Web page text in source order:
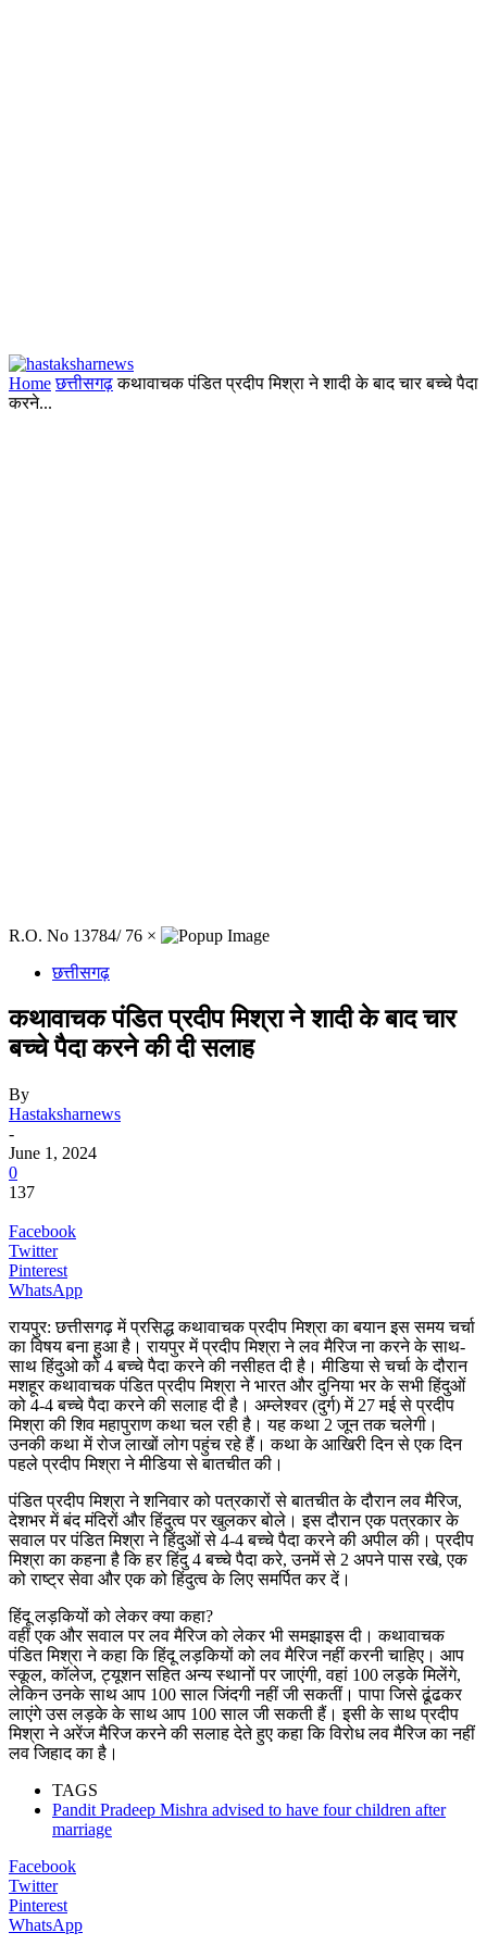
Home छत्तीसगढ़ कथावाचक पंडित प्रदीप मिश्रा ने शादी के बाद चार बच्चे पैदा
करने...
R.O. No 13784/ 76 ×
छत्तीसगढ़
कथावाचक पंडित प्रदीप मिश्रा ने शादी के बाद चार
बच्चे पैदा करने की दी सलाह
By
Hastaksharnews
-
June 1, 2024
0
137
Facebook
Twitter
Pinterest
WhatsApp
रायपुर: छत्तीसगढ़ में प्रसिद्ध कथावाचक प्रदीप मिश्रा का बयान इस समय चर्चा
का विषय बना हुआ है। रायपुर में प्रदीप मिश्रा ने लव मैरिज ना करने के साथ-
साथ हिंदुओ को 4 बच्चे पैदा करने की नसीहत दी है। मीडिया से चर्चा के दौरान
मशहूर कथावाचक पंडित प्रदीप मिश्रा ने भारत और दुनिया भर के सभी हिंदुओं
को 4-4 बच्‍चे पैदा करने की सलाह दी है। अम्‍लेश्‍वर (दुर्ग) में 27 मई से प्रदीप
मिश्रा की शिव महापुराण कथा चल रही है। यह कथा 2 जून तक चलेगी।
उनकी कथा में रोज लाखों लोग पहुंच रहे हैं। कथा के आखिरी दिन से एक दिन
पहले प्रदीप मिश्रा ने मीडिया से बातचीत की।
पंडित प्रदीप मिश्रा ने शनिवार को पत्रकारों से बातचीत के दौरान लव मैरिज,
देशभर में बंद मंदिरों और हिंदुत्‍व पर खुलकर बोले। इस दौरान एक पत्रकार के
सवाल पर पंडित मिश्रा ने हिंदुओं से 4-4 बच्‍चे पैदा करने की अपील की। प्रदीप
मिश्रा का कहना है कि हर हिंदु 4 बच्‍चे पैदा करे, उनमें से 2 अपने पास रखे, एक
को राष्‍ट्र सेवा और एक को हिंदुत्‍व के लिए समर्पित कर दें।
हिंदू लड़कियों को लेकर क्या कहा?
वहीं एक और सवाल पर लव मैरिज को लेकर भी समझाइस दी। कथावाचक
पंडित मिश्रा ने कहा कि हिंदू लड़कियों को लव मैरिज नहीं करनी चाहिए। आप
स्‍कूल, कॉलेज, ट्यूशन सहित अन्‍य स्‍थानों पर जाएंगी, वहां 100 लड़के मिलेंगे,
लेकिन उनके साथ आप 100 साल जिंदगी नहीं जी सकतीं। पापा जिसे ढूंढकर
लाएंगे उस लड़के के साथ आप 100 साल जी सकती हैं। इसी के साथ प्रदीप
मिश्रा ने अरेंज मैरिज करने की सलाह देते हुए कहा कि विरोध लव मैरिज का नहीं
लव जिहाद का है।
TAGS
Pandit Pradeep Mishra advised to have four children after
marriage
Facebook
Twitter
Pinterest
WhatsApp